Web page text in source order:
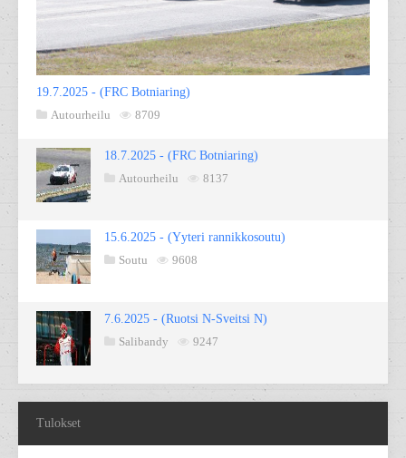
19.7.2025 - (FRC Botniaring)
Autourheilu
8709
18.7.2025 - (FRC Botniaring)
Autourheilu
8137
15.6.2025 - (Yyteri rannikkosoutu)
Soutu
9608
7.6.2025 - (Ruotsi N-Sveitsi N)
Salibandy
9247
Tulokset